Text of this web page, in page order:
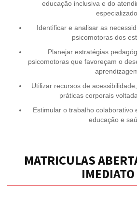
educação inclusiva e do
Identificar e analisar as
psicomotoras dos
Planejar estratégias
psicomotoras que favoreçam o
Utilizar recursos de
práticas corporais
Estimular o trabalho colaborativo
educação e
MATRICULAS
IMEDIATO